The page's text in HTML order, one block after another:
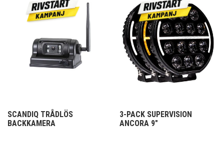
SCANDIQ TRÅDLÖS
BACKKAMERA
3-PACK SUPERVISION
ANCORA 9"